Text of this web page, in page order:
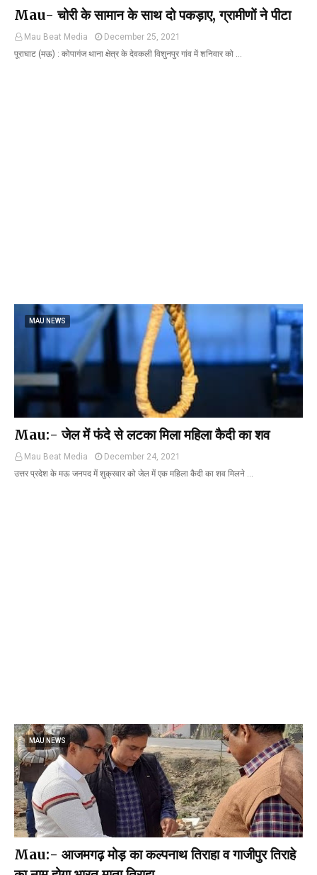
Mau- चोरी के सामान के साथ दो पकड़ाए, ग्रामीणों ने पीटा
Mau Beat Media
December 25, 2021
पूराघाट (मऊ) : कोपागंज थाना क्षेत्र के देवकली विशुनपुर गांव में शनिवार को …
MAU NEWS
Mau:- जेल में फंदे से लटका मिला महिला कैदी का शव
Mau Beat Media
December 24, 2021
उत्तर प्रदेश के मऊ जनपद में शुक्रवार को जेल में एक महिला कैदी का शव मिलने …
MAU NEWS
Mau:- आजमगढ़ मोड़ का कल्पनाथ तिराहा व गाजीपुर तिराहे